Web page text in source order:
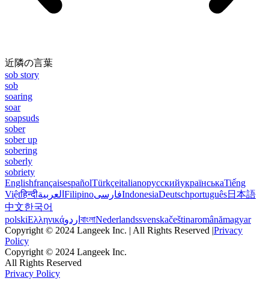
近隣の言葉
sob story
sob
soaring
soar
soapsuds
sober
sober up
sobering
soberly
sobriety
EnglishfrançaisespañolTürkçeitalianoрусскийукраїнськаTiếng
Việtहिन्दीالعربية FilipinoفارسیIndonesiaDeutschportuguês日本語
中文한국어
polskiΕλληνικάاردو বাংলাNederlandssvenskačeštinaromânămagyar
Copyright © 2024 Langeek Inc. | All Rights Reserved |Privacy
Policy
Copyright © 2024 Langeek Inc.
All Rights Reserved
Privacy Policy